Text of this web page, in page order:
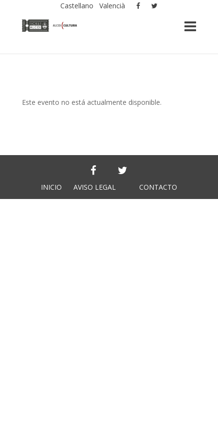
Castellano Valencià
Este evento no está actualmente disponible.
INICIO AVISO LEGAL CONTACTO